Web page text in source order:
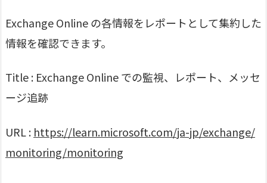
Exchange Online の各情報をレポートとして集約した
情報を確認できます。
Title : Exchange Online での監視、レポート、メッセ
ージ追跡
URL : https://learn.microsoft.com/ja-jp/exchange/
monitoring/monitoring